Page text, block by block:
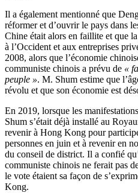
Il a également mentionné que
réformer et d’ouvrir le pays dans
Chine était alors en faillite et que
à l’Occident et aux entreprises
2008, alors que l’économie
communiste chinois a prévu de «
peuple ». M. Shum estime que
révolu et que son économie est
En 2019, lorsque les
Shum s’était déjà installé au
revenir à Hong Kong pour
personnes en juin et à revenir en
du conseil de district. Il a confié
communiste chinois ne ferait pas
le vote étaient sa façon de
Kong.